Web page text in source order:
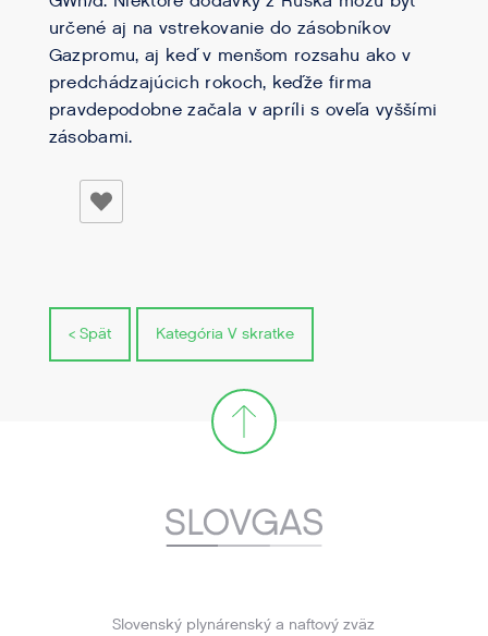
určené aj na vstrekovanie do zásobníkov
Gazpromu, aj keď v menšom rozsahu ako v
predchádzajúcich rokoch, keďže firma
pravdepodobne začala v apríli s oveľa vyššími
zásobami.
< Spät Kategória V skratke
Slovenský plynárenský a naftový zväz